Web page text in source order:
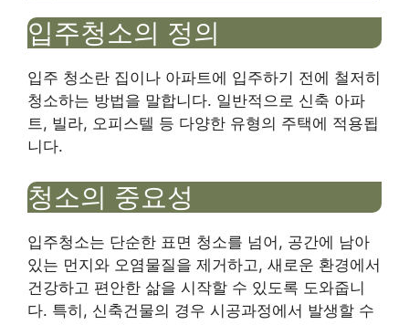
입주청소의 정의
입주 청소란 집이나 아파트에 입주하기 전에 철저히
청소하는 방법을 말합니다. 일반적으로 신축 아파
트, 빌라, 오피스텔 등 다양한 유형의 주택에 적용됩
니다.
청소의 중요성
입주청소는 단순한 표면 청소를 넘어, 공간에 남아
있는 먼지와 오염물질을 제거하고, 새로운 환경에서
건강하고 편안한 삶을 시작할 수 있도록 도와줍니
다. 특히, 신축건물의 경우 시공과정에서 발생할 수